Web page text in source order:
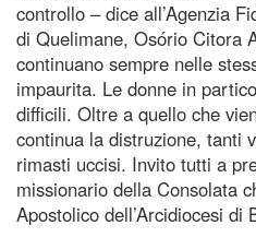
controllo – dice all’Agenzia
di Quelimane, Osório Citora
continuano sempre nelle
impaurita. Le donne in
difficili. Oltre a quello che
continua la distruzione, tanti
rimasti uccisi. Invito tutti a
missionario della Consolata
Apostolico dell’Arcidiocesi di